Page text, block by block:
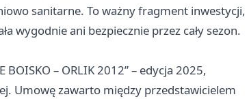
sanitarne. To ważny fragment inwestycji,
wygodnie ani bezpiecznie przez cały sezon.
– ORLIK 2012” – edycja 2025,
Umowę zawarto między przedstawicielem